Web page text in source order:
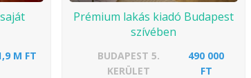
M FT
Prémium lakás kiadó Budapest
szívében
BUDAPEST 5.
KERÜLET
490 000
FT